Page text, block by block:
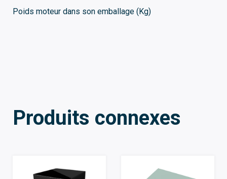
Poids moteur dans son emballage (Kg)
Produits connexes